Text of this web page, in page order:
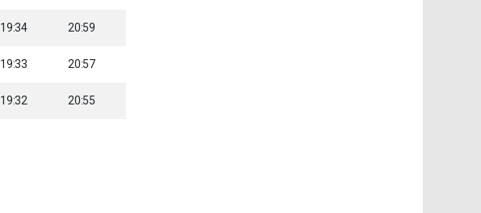
19:34 20:59
19:33 20:57
19:32 20:55